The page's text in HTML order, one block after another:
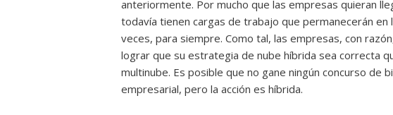
anteriormente. Por mucho que las empresas quieran
todavía tienen cargas de trabajo que permanecerán en
veces, para siempre. Como tal, las empresas, con
lograr que su estrategia de nube híbrida sea correcta
multinube. Es posible que no gane ningún concurso de
empresarial, pero la acción es híbrida.